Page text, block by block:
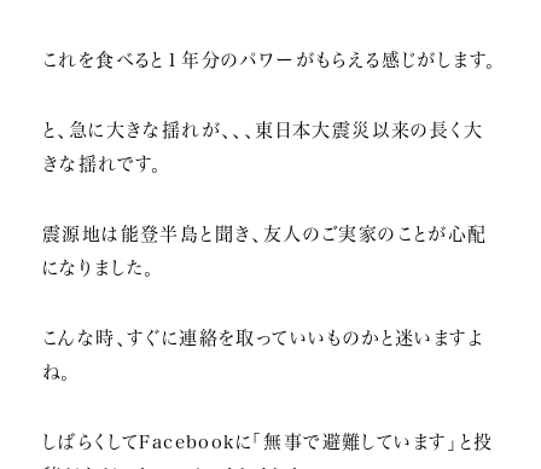
これを食べると１年分のパワーがもらえる感じがします。
と、急に大きな揺れが、、、東日本大震災以来の長く大
きな揺れです。
震源地は能登半島と聞き、友人のご実家のことが心配
になりました。
こんな時、すぐに連絡を取っていいものかと迷いますよ
ね。
しばらくしてFacebookに「無事で避難しています」と投